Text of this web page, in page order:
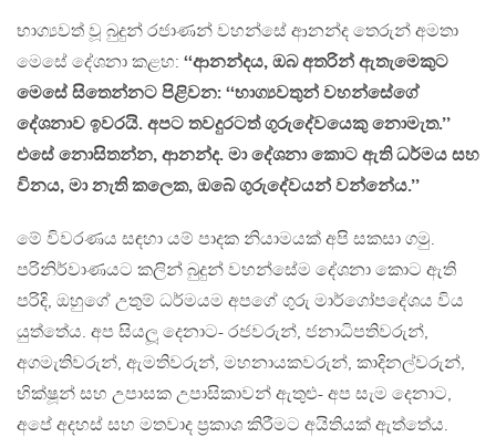
භාග්‍යවත් වූ බුදුන් රජාණන් වහන්සේ ආනන්ද තෙරුන් අමතා
මෙසේ දේශනා කළහ: ‘‘ආනන්දය, ඔබ අතරින් ඇතැමෙකුට
මෙසේ සිතෙන්නට පිළිවන: ‘‘භාග්‍යවතුන් වහන්සේගේ
දේශනාව ඉවරයි. අපට තවදුරටත් ගුරුදේවයෙකු නොමැත.’’
එසේ නොසිතන්න, ආනන්ද. මා දේශනා කොට ඇති ධර්මය සහ
විනය, මා නැති කලෙක, ඔබේ ගුරුදේවයන් වන්නේය.’’
මේ විවරණය සඳහා යම් පාදක නියාමයක් අපි සකසා ගමු.
පරිනිර්වාණයට කලින් බුදුන් වහන්සේම දේශනා කොට ඇති
පරිදි, ඔහුගේ උතුම් ධර්මයම අපගේ ගුරු මාර්ගෝපදේශය විය
යුත්තේය. අප සියලූ දෙනාට- රජවරුන්, ජනාධිපතිවරුන්,
අගමැතිවරුන්, ඇමතිවරුන්, මහනායකවරුන්, කාදිනල්වරුන්,
භික්ෂූන් සහ උපාසක උපාසිකාවන් ඇතුළු- අප සැම දෙනාට,
අපේ අදහස් සහ මතවාද ප‍්‍රකාශ කිරීමට අයිතියක් ඇත්තේය.